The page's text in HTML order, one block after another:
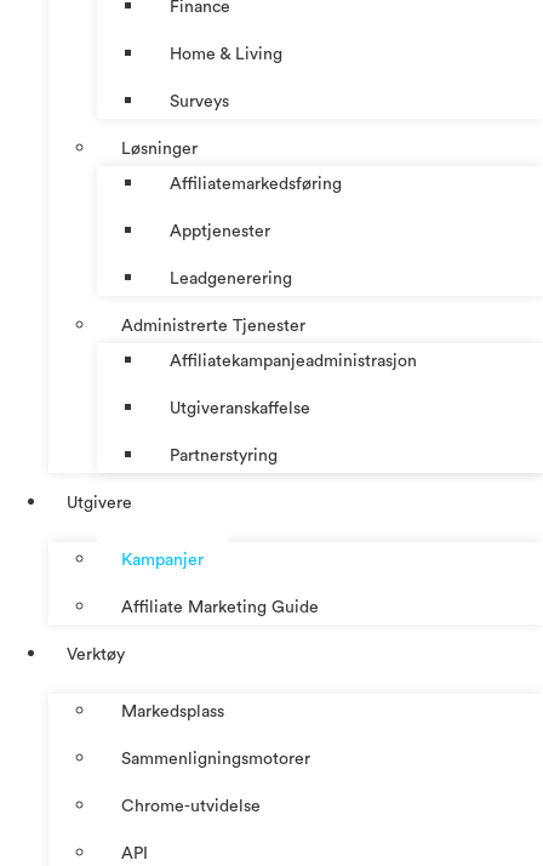
Finance
Home & Living
Surveys
Løsninger
Affiliatemarkedsføring
Apptjenester
Leadgenerering
Administrerte Tjenester
Affiliatekampanjeadministrasjon
Utgiveranskaffelse
Partnerstyring
Utgivere
Kampanjer
Affiliate Marketing Guide
Verktøy
Markedsplass
Sammenligningsmotorer
Chrome-utvidelse
API